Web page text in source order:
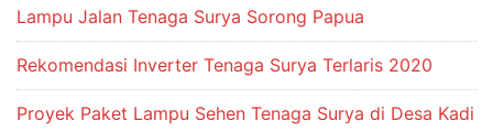
Lampu Jalan Tenaga Surya Sorong Papua
Rekomendasi Inverter Tenaga Surya Terlaris 2020
Proyek Paket Lampu Sehen Tenaga Surya di Desa Kadi